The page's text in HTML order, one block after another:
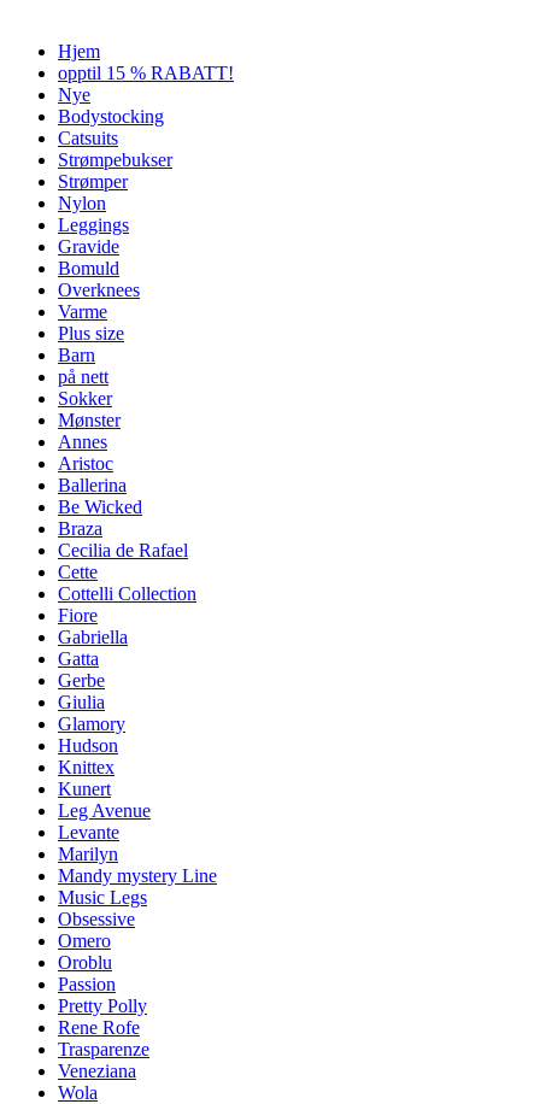
Hjem
opptil 15 % RABATT!
Nye
Bodystocking
Catsuits
Strømpebukser
Strømper
Nylon
Leggings
Gravide
Bomuld
Overknees
Varme
Plus size
Barn
på nett
Sokker
Mønster
Annes
Aristoc
Ballerina
Be Wicked
Braza
Cecilia de Rafael
Cette
Cottelli Collection
Fiore
Gabriella
Gatta
Gerbe
Giulia
Glamory
Hudson
Knittex
Kunert
Leg Avenue
Levante
Marilyn
Mandy mystery Line
Music Legs
Obsessive
Omero
Oroblu
Passion
Pretty Polly
Rene Rofe
Trasparenze
Veneziana
Wola